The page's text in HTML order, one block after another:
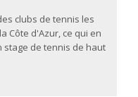
clubs de tennis les
Côte d'Azur, ce qui en
de tennis de haut